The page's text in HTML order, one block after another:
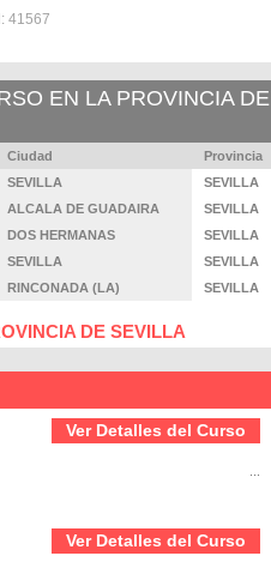
41567
EN LA PROVINCIA DE
Ciudad
Provincia
SEVILLA
SEVILLA
ALCALA DE GUADAIRA
SEVILLA
DOS HERMANAS
SEVILLA
SEVILLA
SEVILLA
RINCONADA (LA) SEVILLA
DE SEVILLA
Ver Detalles del Curso
Ver Detalles del Curso